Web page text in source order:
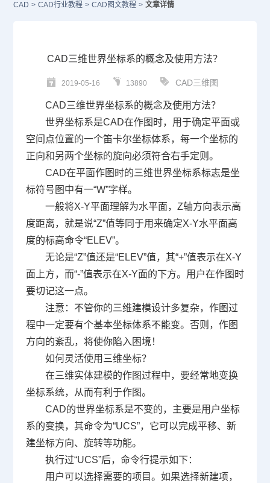
CAD > CAD行业教程 > CAD图文教程 > 文章详情
CAD三维世界坐标系的概念及使用方法？
2019-05-16 13890 CAD三维图
CAD三维世界坐标系的概念及使用方法？
世界坐标系是CAD在作图时，用于确定平面或
空间点位置的一个笛卡尔坐标体系，每一个坐标的
正向和另两个坐标的旋向必须符合右手定则。
CAD在平面作图时的三维世界坐标系标志是坐
标符号图中有一“W”字样。
一般将X-Y平面理解为水平面， Z轴方向表示高
度距离，就是说“Z”值等同于用来确定X-Y水平面高
度的标高命令“ELEV”。
无论是“Z”值还是“ELEV”值，其“+”值表示在X-Y
面上方，而“-”值表示在X-Y面的下方。用户在作图时
要切记这一点。
注意：不管你的三维建模设计多复杂，作图过
程中一定要有个基本坐标体系不能变。否则，作图
方向的紊乱，将使你陷入困境！
如何灵活使用三维坐标？
在三维实体建模的作图过程中，要经常地变换
坐标系统，从而有利于作图。
CAD的世界坐标系是不变的，主要是用户坐标
系的变换，其命令为“UCS”，它可以完成平移、新
建坐标方向、旋转等功能。
执行过“UCS”后，命令行提示如下：
用户可以选择需要的项目。如果选择新建项，